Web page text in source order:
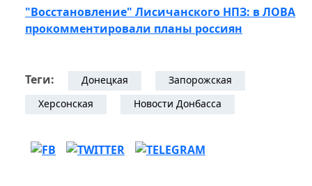
"Восстановление" Лисичанского НПЗ: в ЛОВА
прокомментировали планы россиян
Теги: Донецкая
Запорожская
Херсонская
Новости Донбасса